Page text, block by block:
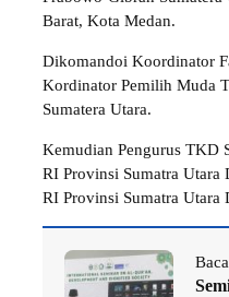
Barat, Kota Medan.
Dikomandoi Koordinator
Kordinator Pemilih Muda
Sumatera Utara.
Kemudian Pengurus TKD
RI Provinsi Sumatra
RI Provinsi Sumatra Utara